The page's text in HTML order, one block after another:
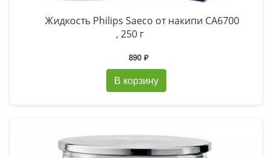
Жидкость Philips Saeco от накипи CA6700
, 250 г
890 ₽
В корзину